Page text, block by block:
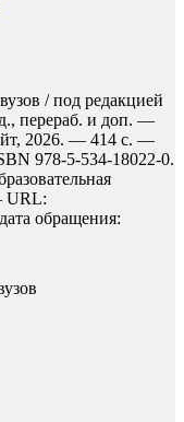
/ под редакцией
перераб. и доп. —
2026. — 414 с. —
978-5-534-18022-0.
URL:
обращения: